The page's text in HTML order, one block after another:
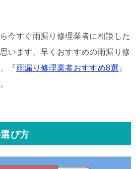
今すぐ雨漏り修理業者に相談した
います。早くおすすめの雨漏り修
『雨漏り修理業者おすすめ8選 』
び方